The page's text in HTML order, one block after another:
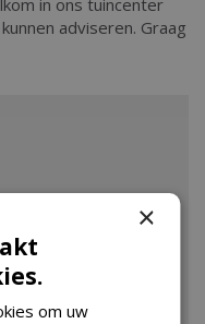
adviseren. Graag
×
om uw